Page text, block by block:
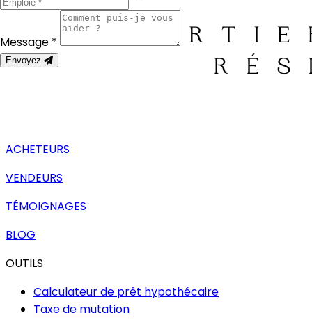
ACHETEURS
VENDEURS
TÉMOIGNAGES
BLOG
OUTILS
Calculateur de prêt hypothécaire
Taxe de mutation
Message *
Envoyez